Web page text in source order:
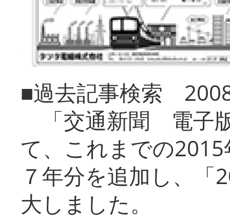
■過去記事検索
「交通新聞 電子
て、これまでの
７年分を追加し、「
大しまし